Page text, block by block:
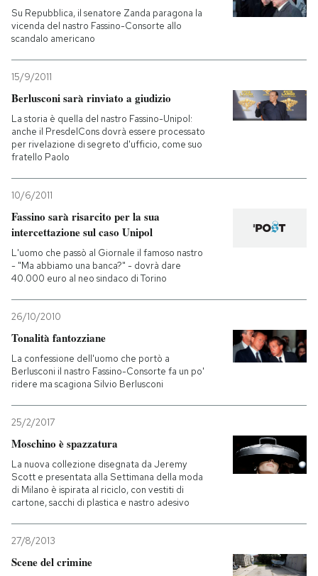
Su Repubblica, il senatore Zanda paragona la
vicenda del nastro Fassino-Consorte allo
scandalo americano
15/9/2011
Berlusconi sarà rinviato a giudizio
La storia è quella del nastro Fassino-Unipol:
anche il PresdelCons dovrà essere processato
per rivelazione di segreto d'ufficio, come suo
fratello Paolo
10/6/2011
Fassino sarà risarcito per la sua
intercettazione sul caso Unipol
L'uomo che passò al Giornale il famoso nastro
- "Ma abbiamo una banca?" - dovrà dare
40.000 euro al neo sindaco di Torino
26/10/2010
Tonalità fantozziane
La confessione dell'uomo che portò a
Berlusconi il nastro Fassino-Consorte fa un po'
ridere ma scagiona Silvio Berlusconi
25/2/2017
Moschino è spazzatura
La nuova collezione disegnata da Jeremy
Scott e presentata alla Settimana della moda
di Milano è ispirata al riciclo, con vestiti di
cartone, sacchi di plastica e nastro adesivo
27/8/2013
Scene del crimine